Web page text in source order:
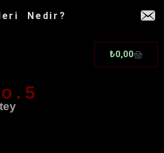
Nedir?
₺0,00Cart